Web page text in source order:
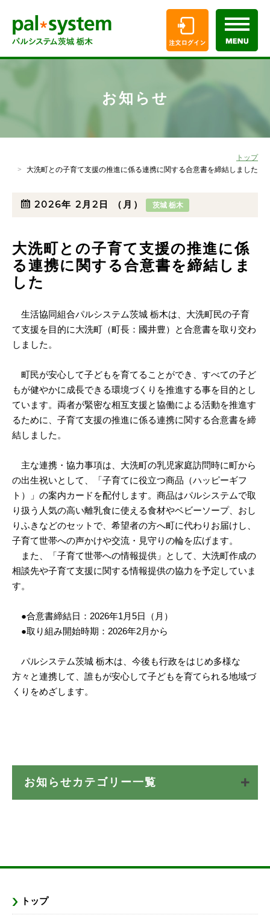
お知らせ
トップ
大洗町との子育て支援の推進に係る連携に関する合意書を締結しました
2026年 2月2日 （月） 茨城 栃木
大洗町との子育て支援の推進に係
る連携に関する合意書を締結しま
した
生活協同組合パルシステム茨城 栃木は、大洗町民の子育
て支援を目的に大洗町（町長：國井豊）と合意書を取り交わ
しました。
町民が安心して子どもを育てることができ、すべての子ど
もが健やかに成長できる環境づくりを推進する事を目的とし
ています。両者が緊密な相互支援と協働による活動を推進す
るために、子育て支援の推進に係る連携に関する合意書を締
結しました。
主な連携・協力事項は、大洗町の乳児家庭訪問時に町から
の出生祝いとして、「子育てに役立つ商品（ハッピーギフ
ト）」の案内カードを配付します。商品はパルシステムで取
り扱う人気の高い離乳食に使える食材やベビーソープ、おし
りふきなどのセットで、希望者の方へ町に代わりお届けし、
子育て世帯への声かけや交流・見守りの輪を広げます。
また、「子育て世帯への情報提供」として、大洗町作成の
相談先や子育て支援に関する情報提供の協力を予定していま
す。
●合意書締結日：2026年1月5日（月）
●取り組み開始時期：2026年2月から
パルシステム茨城 栃木は、今後も行政をはじめ多様な
方々と連携して、誰もが安心して子どもを育てられる地域づ
くりをめざします。
お知らせカテゴリー一覧
トップ